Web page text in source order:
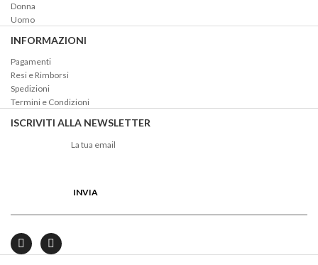
Donna
Uomo
INFORMAZIONI
Pagamenti
Resi e Rimborsi
Spedizioni
Termini e Condizioni
ISCRIVITI ALLA NEWSLETTER